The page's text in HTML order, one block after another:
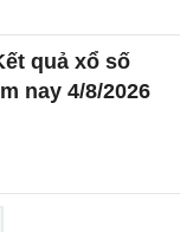
quả xổ số
nay 4/8/2026